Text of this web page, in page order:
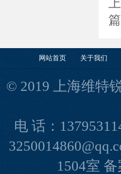
网站首页 关于我们
© 2019 上海维特
电 话：
1504室 备